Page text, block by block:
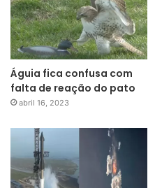
Águia fica confusa com
falta de reação do pato
abril 16, 2023